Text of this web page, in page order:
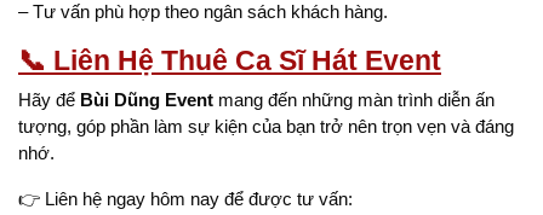
– Tư vấn phù hợp theo ngân sách khách hàng.
📞 Liên Hệ Thuê Ca Sĩ Hát Event
Hãy để Bùi Dũng Event mang đến những màn trình diễn ấn
tượng, góp phần làm sự kiện của bạn trở nên trọn vẹn và đáng
nhớ.
👉 Liên hệ ngay hôm nay để được tư vấn: